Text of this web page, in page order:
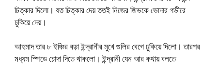
চিত্কার দিলো। যত চিত্কার দেয় ততই নিজের জিভকে ভোদার গভীরে
ঢুকিয়ে দেয়।
আহমাদ তার ৮ ইঞ্চির বড়া ইন্দ্রানীর মুখে গুলির বেগে ঢুকিয়ে দিলো। তারপর
মধ্যম স্পিডে চোদা দিতে থাকলো। ইন্দ্রানী যেন আর কথায় বলতে